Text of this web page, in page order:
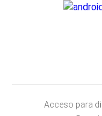
Acceso para